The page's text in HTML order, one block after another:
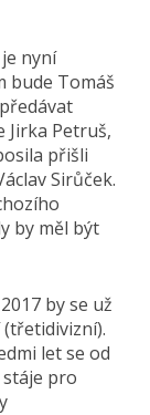
nyní
bude Tomáš
Jirka Petruš,
přišli
Sirůček.
by měl být
by se už
let se od
pro